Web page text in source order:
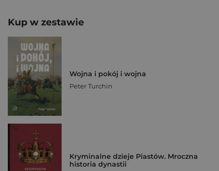
Kup w zestawie
Wojna i pokój i wojna
Peter Turchin
Kryminalne dzieje Piastów. Mroczna
historia dynastii